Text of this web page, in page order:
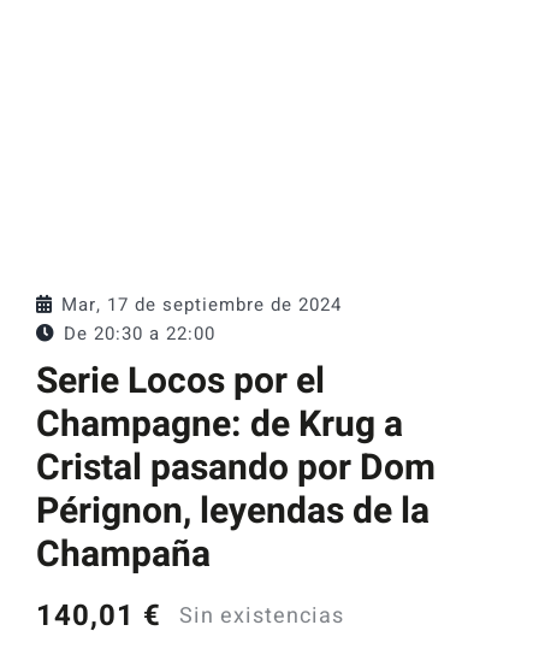
Mar, 17 de septiembre de 2024
De 20:30 a 22:00
Serie Locos por el
Champagne: de Krug a
Cristal pasando por Dom
Pérignon, leyendas de la
Champaña
140,01 € Sin existencias